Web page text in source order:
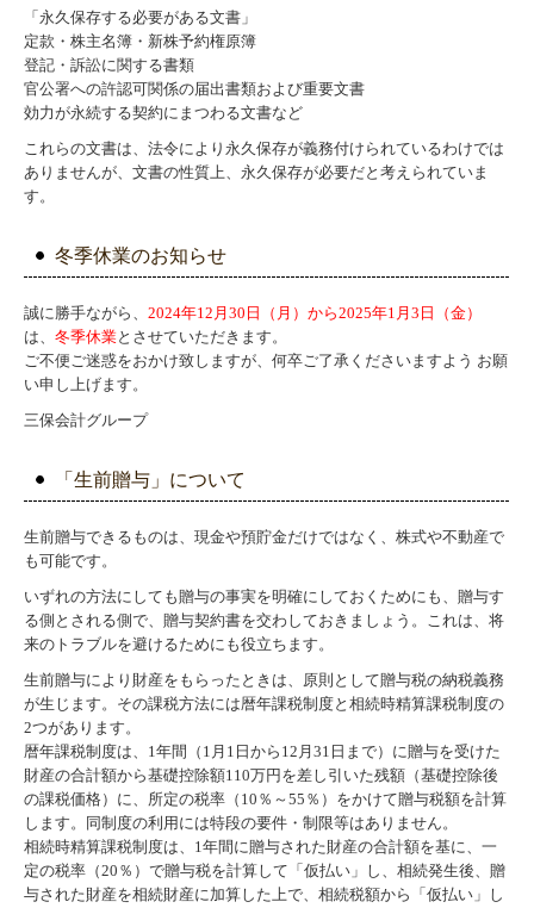
「永久保存する必要がある文書」
定款・株主名簿・新株予約権原簿
登記・訴訟に関する書類
官公署への許認可関係の届出書類および重要文書
効力が永続する契約にまつわる文書など
これらの文書は、法令により永久保存が義務付けられているわけでは
ありませんが、文書の性質上、永久保存が必要だと考えられていま
す。
冬季休業のお知らせ
誠に勝手ながら、 2024年12月30日（月）から2025年1月3日（金）
は、 冬季休業とさせていただきます。
ご不便ご迷惑をおかけ致しますが、何卒ご了承くださいますよう お願
い申し上げます。
三保会計グループ
「生前贈与」について
生前贈与できるものは、現金や預貯金だけではなく、株式や不動産で
も可能です。
いずれの方法にしても贈与の事実を明確にしておくためにも、贈与す
る側とされる側で、贈与契約書を交わしておきましょう。これは、将
来のトラブルを避けるためにも役立ちます。
生前贈与により財産をもらったときは、原則として贈与税の納税義務
が生じます。その課税方法には暦年課税制度と相続時精算課税制度の
2つがあります。
暦年課税制度は、1年間（1月1日から12月31日まで）に贈与を受けた
財産の合計額から基礎控除額110万円を差し引いた残額（基礎控除後
の課税価格）に、所定の税率（10％～55％）をかけて贈与税額を計算
します。同制度の利用には特段の要件・制限等はありません。
相続時精算課税制度は、1年間に贈与された財産の合計額を基に、一
定の税率（20％）で贈与税を計算して「仮払い」し、相続発生後、贈
与された財産を相続財産に加算した上で、相続税額から「仮払い」し